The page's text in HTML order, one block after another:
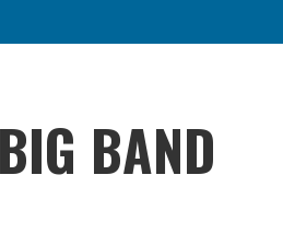
BAND